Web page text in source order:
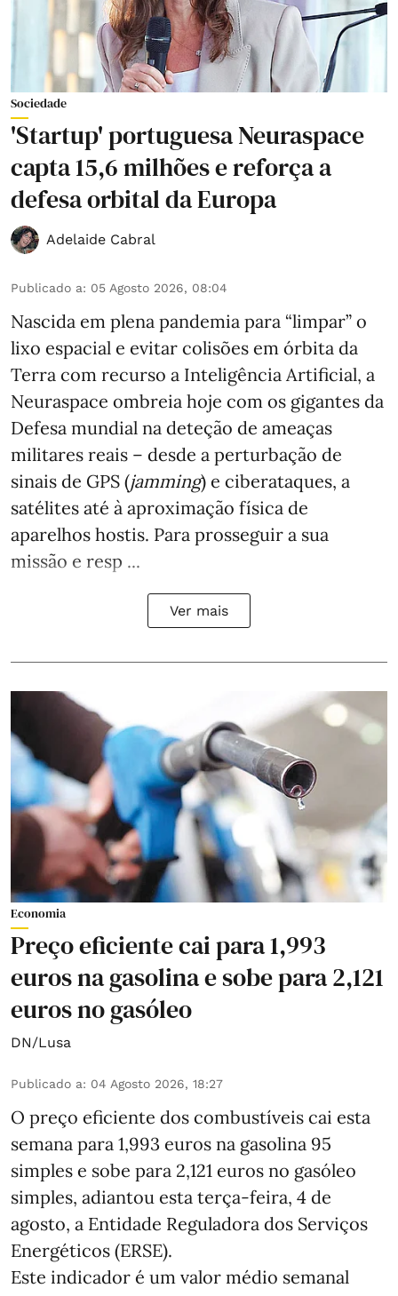
Sociedade
'Startup' portuguesa Neuraspace
capta 15,6 milhões e reforça a
defesa orbital da Europa
Adelaide Cabral
Publicado a: 05 Agosto 2026, 08:04
Nascida em plena pandemia para “limpar” o
lixo espacial e evitar colisões em órbita da
Terra com recurso a Inteligência Artificial, a
Neuraspace ombreia hoje com os gigantes da
Defesa mundial na deteção de ameaças
militares reais – desde a perturbação de
sinais de GPS (jamming) e ciberataques, a
satélites até à aproximação física de
aparelhos hostis. Para prosseguir a sua
missão e resp ...
Ver mais
Economia
Preço eficiente cai para 1,993
euros na gasolina e sobe para 2,121
euros no gasóleo
DN/Lusa
Publicado a: 04 Agosto 2026, 18:27
O preço eficiente dos combustíveis cai esta
semana para 1,993 euros na gasolina 95
simples e sobe para 2,121 euros no gasóleo
simples, adiantou esta terça-feira, 4 de
agosto, a Entidade Reguladora dos Serviços
Energéticos (ERSE).
Este indicador é um valor médio semanal